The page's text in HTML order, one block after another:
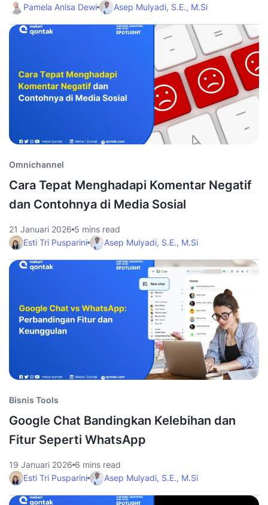
Pamela Anisa Dewi
Asep Mulyadi, S.E., M.Si
Omnichannel
Cara Tepat Menghadapi Komentar Negatif
dan Contohnya di Media Sosial
21 Januari 2026 5 mins read
Esti Tri Pusparini
Asep Mulyadi, S.E., M.Si
Bisnis Tools
Google Chat Bandingkan Kelebihan dan
Fitur Seperti WhatsApp
19 Januari 2026 6 mins read
Esti Tri Pusparini
Asep Mulyadi, S.E., M.Si